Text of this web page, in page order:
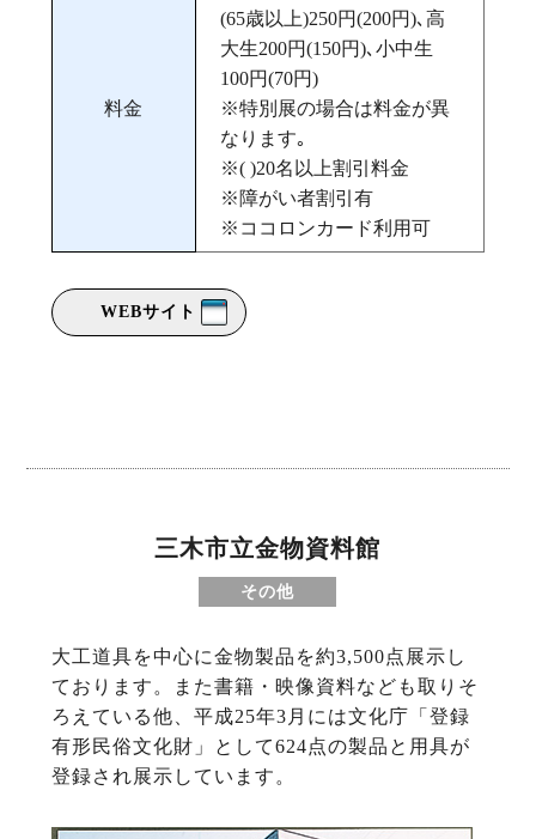
料金
(65歳以上)250円(200円)､高
大生200円(150円)､小中生
100円(70円)
※特別展の場合は料金が異
なります｡
※( )20名以上割引料金
※障がい者割引有
※ココロンカード利用可
WEBサイト
三木市立金物資料館
その他
大工道具を中心に金物製品を約3,500点展示し
ております。また書籍・映像資料なども取りそ
ろえている他、平成25年3月には文化庁「登録
有形民俗文化財」として624点の製品と用具が
登録され展示しています。